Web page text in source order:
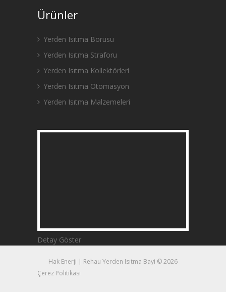
Ürünler
Yerden Isıtma Borusu
Yerden Isıtma Straforu
Yerden Isıtma Kollektörleri
Yerden Isıtma Otomasyon
Yerden Isıtma Malzemeleri
Detay Göster
Hak Enerji | Rehau Yerden Isıtma Bayi © 2026
Çerez Politikası